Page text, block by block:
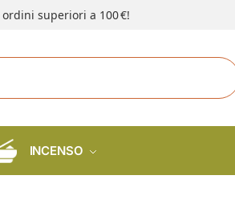
superiori a 100 €!
INCENSO